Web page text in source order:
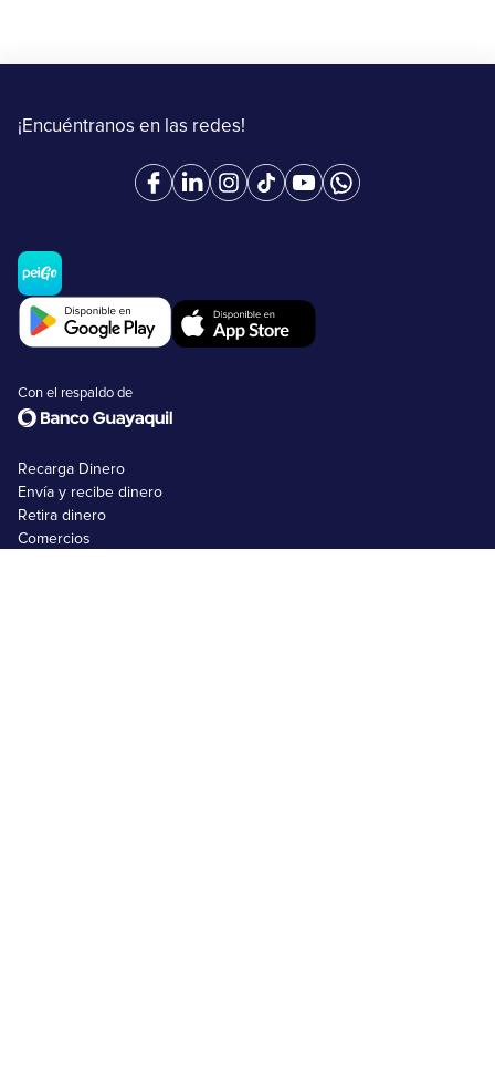
¡Encuéntranos en las redes!
Con el respaldo de
Recarga Dinero
Envía y recibe dinero
Retira dinero
Comercios